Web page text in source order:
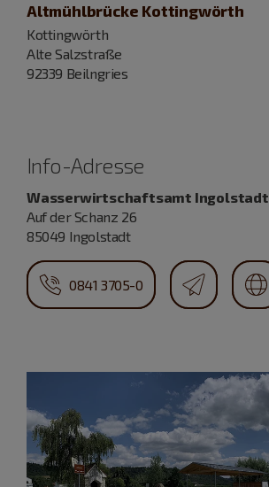
Altmühlbrücke Kottingwörth
Kottingwörth
Alte Salzstraße
92339 Beilngries
Info-Adresse
Wasserwirtschaftsamt Ingolstadt
Auf der Schanz 26
85049 Ingolstadt
0841 3705-0